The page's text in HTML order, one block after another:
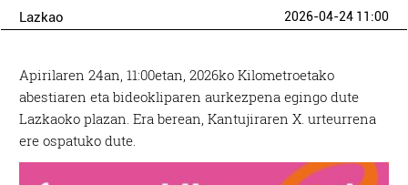
Lazkao 2026-04-24 11:00
Apirilaren 24an, 11:00etan, 2026ko Kilometroetako
abestiaren eta bideokliparen aurkezpena egingo dute
Lazkaoko plazan. Era berean, Kantujiraren X. urteurrena
ere ospatuko dute.